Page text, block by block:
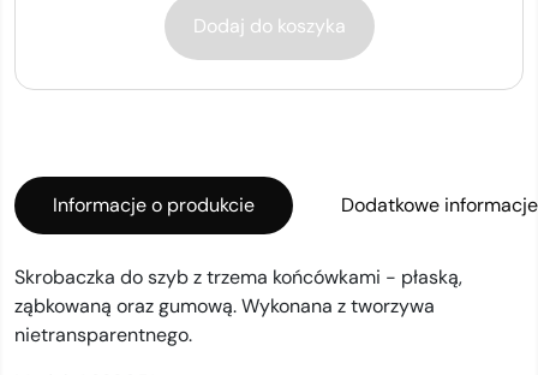
Dodaj do koszyka
Informacje o produkcie Dodatkowe informacje
Skrobaczka do szyb z trzema końcówkami - płaską,
ząbkowaną oraz gumową. Wykonana z tworzywa
nietransparentnego.